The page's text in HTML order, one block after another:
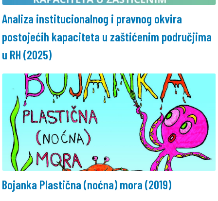
Analiza institucionalnog i pravnog okvira
postojećih kapaciteta u zaštićenim područjima
u RH (2025)
Bojanka Plastična (noćna) mora (2019)